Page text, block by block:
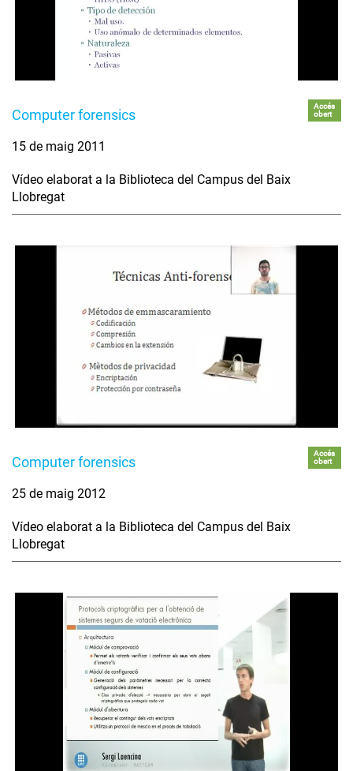
Computer forensics
Accés
obert
15 de maig 2011
Vídeo elaborat a la Biblioteca del Campus del Baix
Llobregat
Computer forensics
Accés
obert
25 de maig 2012
Vídeo elaborat a la Biblioteca del Campus del Baix
Llobregat